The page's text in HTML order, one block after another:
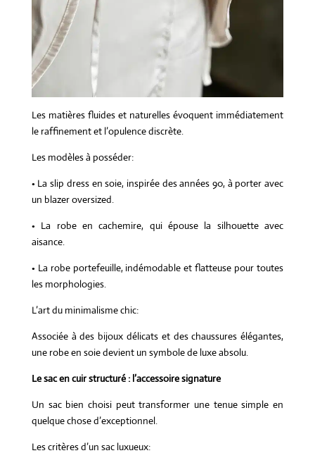
Les matières fluides et naturelles évoquent immédiatement
le raffinement et l’opulence discrète.
Les modèles à posséder:
• La slip dress en soie, inspirée des années 90, à porter avec
un blazer oversized.
• La robe en cachemire, qui épouse la silhouette avec
aisance.
• La robe portefeuille, indémodable et flatteuse pour toutes
les morphologies.
L’art du minimalisme chic:
Associée à des bijoux délicats et des chaussures élégantes,
une robe en soie devient un symbole de luxe absolu.
Le sac en cuir structuré : l’accessoire signature
Un sac bien choisi peut transformer une tenue simple en
quelque chose d’exceptionnel.
Les critères d’un sac luxueux: